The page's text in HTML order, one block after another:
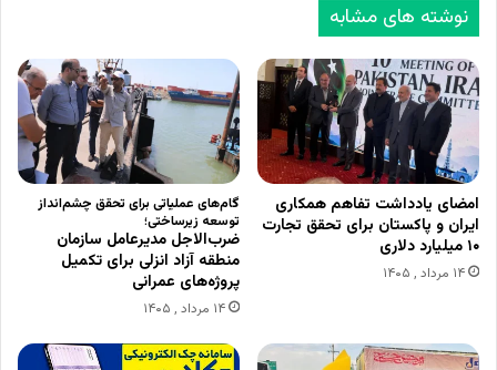
نوشته های مشابه
امضای یادداشت تفاهم همکاری
ایران و پاکستان برای تحقق تجارت
۱۰ میلیارد دلاری
۱۴ مرداد , ۱۴۰۵
گام‌های عملیاتی برای تحقق چشم‌انداز
توسعه زیرساختی؛
ضرب‌الاجل مدیرعامل سازمان
منطقه آزاد انزلی برای تکمیل
پروژه‌های عمرانی
۱۴ مرداد , ۱۴۰۵